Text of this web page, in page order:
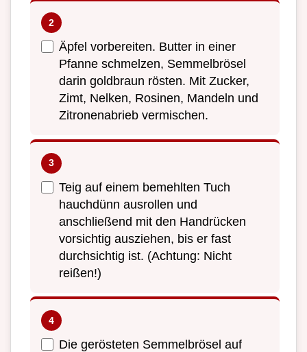
Äpfel vorbereiten. Butter in einer
Pfanne schmelzen, Semmelbrösel
darin goldbraun rösten. Mit Zucker,
Zimt, Nelken, Rosinen, Mandeln und
Zitronenabrieb vermischen.
Teig auf einem bemehlten Tuch
hauchdünn ausrollen und
anschließend mit den Handrücken
vorsichtig ausziehen, bis er fast
durchsichtig ist. (Achtung: Nicht
reißen!)
Die gerösteten Semmelbrösel auf